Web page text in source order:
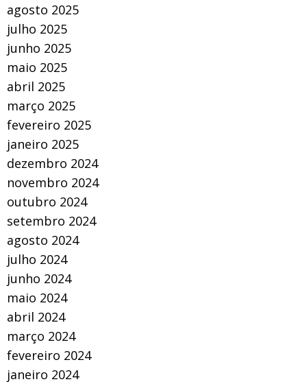
agosto 2025
julho 2025
junho 2025
maio 2025
abril 2025
março 2025
fevereiro 2025
janeiro 2025
dezembro 2024
novembro 2024
outubro 2024
setembro 2024
agosto 2024
julho 2024
junho 2024
maio 2024
abril 2024
março 2024
fevereiro 2024
janeiro 2024